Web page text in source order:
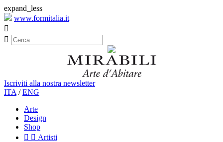
expand_less
www.formitalia.it


Iscriviti alla nostra newsletter
ITA /ENG
Arte
Design
Shop
  Artisti